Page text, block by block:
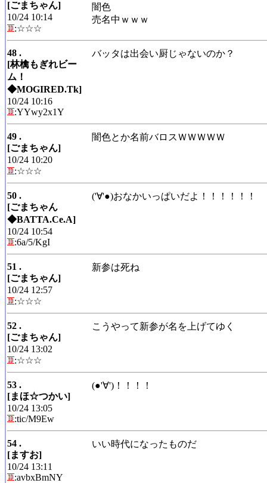
[ごまちゃん]
10/24 10:14
:☆☆☆
闇色
売名中ｗｗｗ
48 .
[林檎もぎれビー
ム！
◆MOGIRED.Tk]
10/24 10:16
:YYwy2x1Y
バッタは出会い厨じゃないのか？
49 .
[ごまちゃん]
10/24 10:20
:☆☆☆
闇色とか名前バロスＷＷＷＷＷ
50 .
[ごまちゃん
◆BATTA.Ce.A]
10/24 10:54
:6a/5/KgI
('∀'●)おなかいっぱいだよ！！！！！！
51 .
[ごまちゃん]
10/24 12:57
:☆☆☆
新参は死ね
52 .
[ごまちゃん]
10/24 13:02
:☆☆☆
こうやって新参が名を上げてゆく
53 .
[まほ☆つかい]
10/24 13:05
:tic/M9Ew
(●'∀')！！！！
54 .
[ますお]
10/24 13:11
:avbxBmNY
いい時代になったものだ